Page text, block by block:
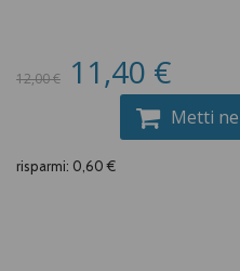
12,00 € 11,40 €
Metti
risparmi: 0,60 €